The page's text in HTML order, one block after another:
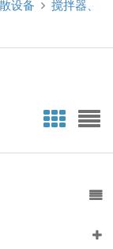
设备
搅拌器、